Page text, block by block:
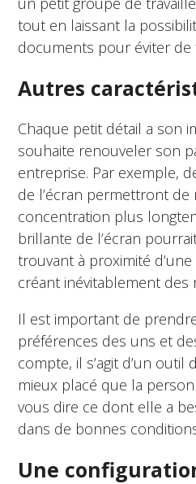
tout en laissant la
documents pour éviter de
Autres
Chaque petit détail a son
souhaite renouveler son
entreprise. Par exemple,
de l’écran permettront de
concentration plus
brillante de l’écran
trouvant à proximité
créant inévitablement des
Il est important de
préférences des uns et
compte, il s’agit d’un outil
mieux placé que la
vous dire ce dont elle a
dans de bonnes
Une